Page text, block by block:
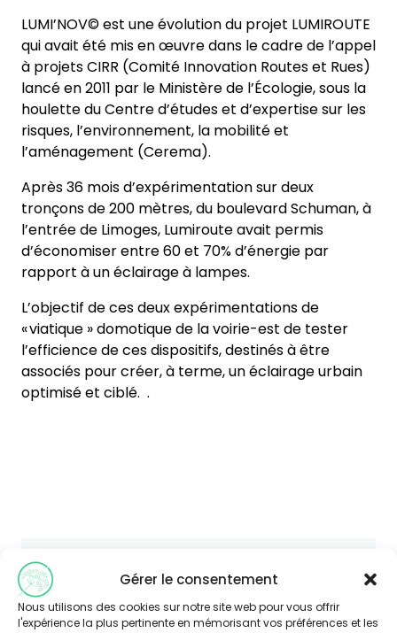
Gérer le consentement
Nous utilisons des cookies sur notre site web pour vous offrir
l'expérience la plus pertinente en mémorisant vos préférences et les
LUMI’NOV© est une évolution du projet LUMIROUTE
qui avait été mis en œuvre dans le cadre de l’appel
à projets CIRR (Comité Innovation Routes et Rues)
lancé en 2011 par le Ministère de l’Écologie, sous la
houlette du Centre d’études et d’expertise sur les
risques, l’environnement, la mobilité et
l’aménagement (Cerema).
Après 36 mois d’expérimentation sur deux
tronçons de 200 mètres, du boulevard Schuman, à
l’entrée de Limoges, Lumiroute avait permis
d’économiser entre 60 et 70% d’énergie par
rapport à un éclairage à lampes.
L’objectif de ces deux expérimentations de
« viatique »domotique de la voirie-est de tester
l’efficience de cesdispositifs, destinés à être
associés pour créer, à terme, un éclairage urbain
optimisé et ciblé. .
Vous souhaitez en savoir plus sur
cette thématique ?